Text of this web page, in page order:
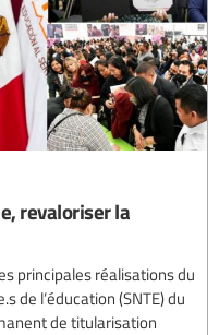
revaloriser la
principales réalisations du
de l’éducation (SNTE) du
de titularisation